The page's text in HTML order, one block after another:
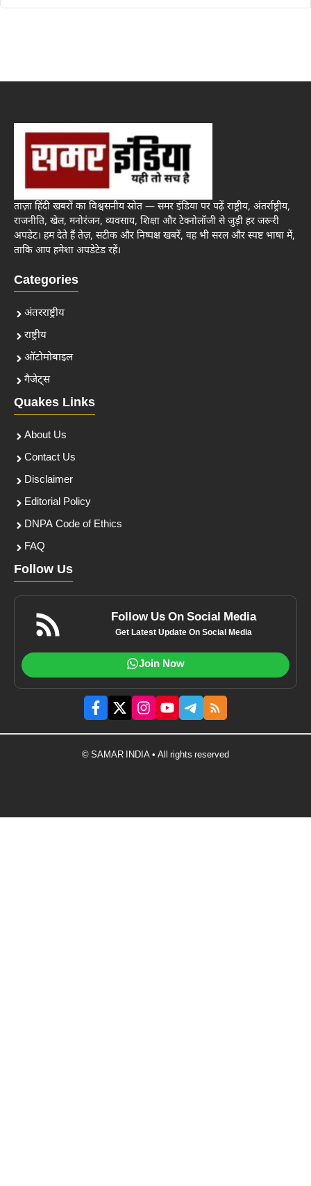
ताज़ा हिंदी खबरों का विश्वसनीय स्रोत — समर इंडिया पर पढ़ें राष्ट्रीय, अंतर्राष्ट्रीय,
राजनीति, खेल, मनोरंजन, व्यवसाय, शिक्षा और टेक्नोलॉजी से जुड़ी हर जरूरी
अपडेट। हम देते हैं तेज़, सटीक और निष्पक्ष खबरें, वह भी सरल और स्पष्ट भाषा में,
ताकि आप हमेशा अपडेटेड रहें।
Categories
अंतरराष्ट्रीय
राष्ट्रीय
ऑटोमोबाइल
गैजेट्स
Quakes Links
About Us
Contact Us
Disclaimer
Editorial Policy
DNPA Code of Ethics
FAQ
Follow Us
Follow Us On Social Media
Get Latest Update On Social Media
Join Now
© SAMAR INDIA • All rights reserved